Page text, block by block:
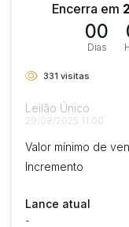
Encerra em
00
Dias
331 visitas
Leilão Único
29/08/2025 11:00
Valor mínimo de
Incremento
Lance atual
-